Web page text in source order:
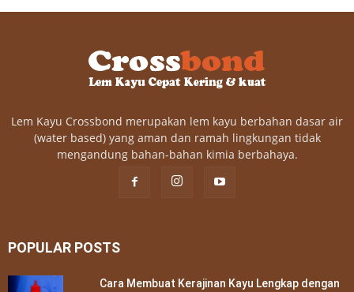
Lem Kayu Crossbond merupakan lem kayu berbahan dasar air
(water based) yang aman dan ramah lingkungan tidak
mengandung bahan-bahan kimia berbahaya.
POPULAR POSTS
Cara Membuat Kerajinan Kayu Lengkap dengan